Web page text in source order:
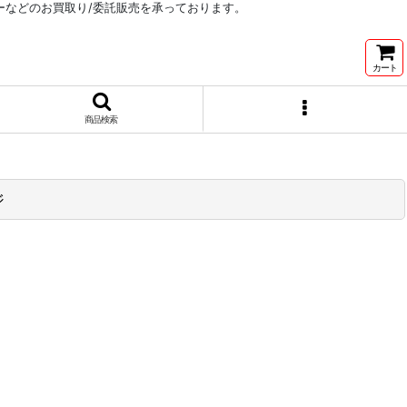
どのお買取り/委託販売を承っております。
カート
商品検索